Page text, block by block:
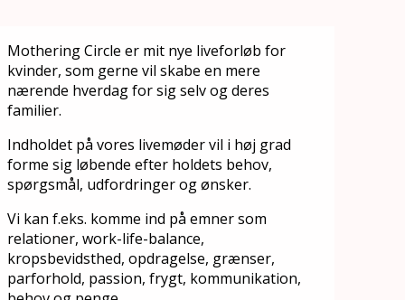
Mothering Circle er mit nye liveforløb for
kvinder, som gerne vil skabe en mere
nærende hverdag for sig selv og deres
familier.
Indholdet på vores livemøder vil i høj grad
forme sig løbende efter holdets behov,
spørgsmål, udfordringer og ønsker.
Vi kan f.eks. komme ind på emner som
relationer, work-life-balance,
kropsbevidsthed, opdragelse, grænser,
parforhold, passion, frygt, kommunikation,